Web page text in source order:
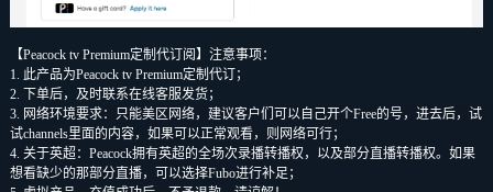
【Peacock tv Premium定制代订阅】注意事项：
1. 此产品为Peacock tv Premium定制代订；
2. 下单后，及时联系在线客服发货；
3. 网络环境要求：只能美区网络，建议客户们可以自己开个Free的号，进去后，试
试channels里面的内容，如果可以正常观看，则网络可行；
4. 关于英超：Peacock拥有英超的全场次录播转播权，以及部分直播转播权。如果
想看缺少的那部分直播，可以选择Fubo进行补足；